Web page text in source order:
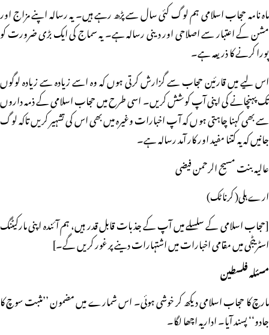
ماہ نامہ حجاب اسلامی ہم لوگ کئی سال سے پڑھ رہے ہیں۔ یہ رسالہ اپنے مزاج اور
مشن کے اعتبار سے اصلاحی اور دینی رسالہ ہے۔ یہ سماج کی ایک بڑی ضرورت کو
پورا کرنے کا ذریعہ ہے۔
اس لیے میں قارئین حجاب سے گزارش کرتی ہوں کہ وہ اسے زیادہ سے زیادہ لوگوں
تک پہنچانے کی اپنی آپ کوشش کریں۔ اسی طرح میں حجاب اسلامی کے ذمہ داروں
سے بھی کہنا چاہتی ہوں کہ آپ اخبارات وغیرہ میں بھی اس کی تشہیر کریں تاکہ لوگ
جانیں کہ یہ کتنا مفید اور کار آمد رسالہ ہے۔
عالیہ بنت مسیح الرحمن فیضی
ارے ہلی( کرناٹک)
[حجاب اسلامی کے سلسلے میں آپ کے جذبات قابل قدر ہیں، ہم آئندہ اپنی مارکیٹنگ
اسٹریٹجی میں مقامی اخبارات میں اشتہارات دینے پر غور کریں گے۔]
مسئلہ فلسطین
مارچ کا حجاب اسلامی دیکھ کر خوشی ہوئی۔ اس شمارے میں مضمون ’’مثبت سوچ کا
جادو‘‘ پسند آیا۔ اداریہ اچھا لگا۔